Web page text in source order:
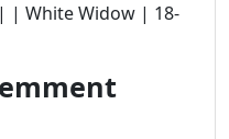
| White Widow | 18-